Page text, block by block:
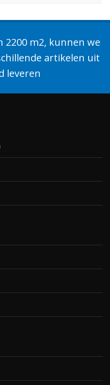
2200 m2, kunnen we
artikelen uit
leveren